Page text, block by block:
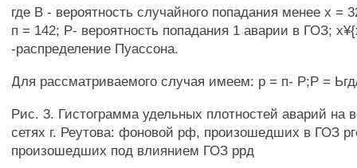
где В - вероятность случайного попадания менее х =
п = 142; Р- вероятность попадания 1 аварии в ГОЗ;
-распределение Пуассона.
Для рассматриваемого случая имеем: р = п- Р;Р =
Рис. 3. Гистограмма удельных плотностей аварий на
сетях г. Реутова: фоновой рф, произошедших в ГОЗ
произошедших под влиянием ГОЗ ррд